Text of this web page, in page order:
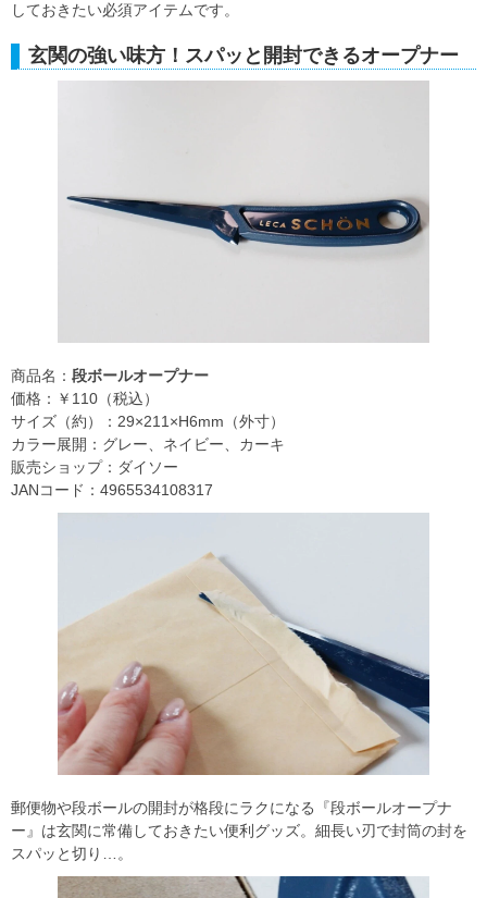
しておきたい必須アイテムです。
玄関の強い味方！スパッと開封できるオープナー
商品名： 段ボールオープナー
価格：￥110（税込）
サイズ（約）：29×211×H6mm（外寸）
カラー展開：グレー、ネイビー、カーキ
販売ショップ：ダイソー
JANコード：4965534108317
郵便物や段ボールの開封が格段にラクになる『段ボールオープナ
ー』は玄関に常備しておきたい便利グッズ。細長い刃で封筒の封を
スパッと切り…。